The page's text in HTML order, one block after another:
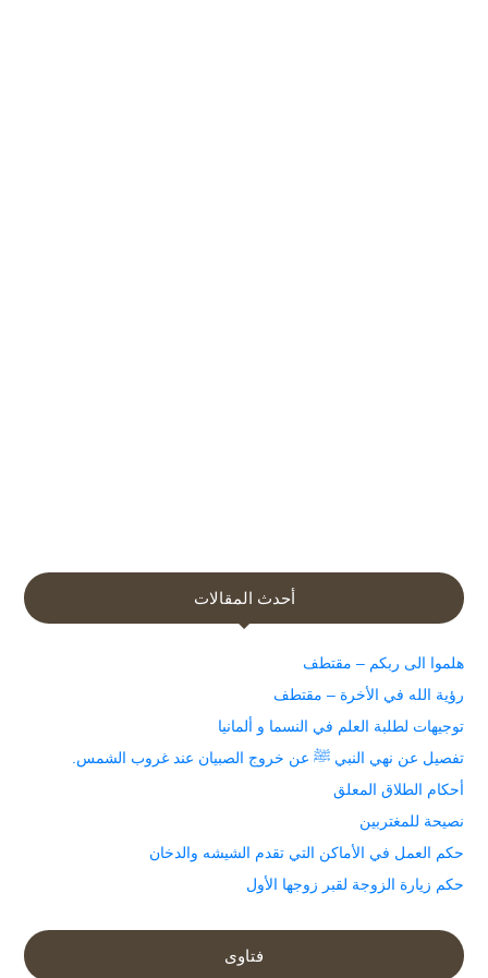
أحدث المقالات
هلموا الى ربكم – مقتطف
رؤية الله في الأخرة – مقتطف
توجيهات لطلبة العلم في النسما و ألمانيا
تفصيل عن نهي النبي ﷺ عن خروج الصبيان عند غروب الشمس.
أحكام الطلاق المعلق
نصيحة للمغتربين
حكم العمل في الأماكن التي تقدم الشيشه والدخان
حكم زيارة الزوجة لقبر زوجها الأول
فتاوى